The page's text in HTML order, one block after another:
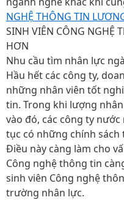
NGHỆ THÔNG TIN
SINH VIÊN CÔNG NGHỆ
HƠN
Nhu cầu tìm nhân lực
Hầu hết các công ty,
những nhân viên tốt
tin. Trong khi lượng
vào đó, các công ty
tục có những chính
Điều này càng làm cho
Công nghệ thông tin
sinh viên Công nghệ
trường nhân lực.